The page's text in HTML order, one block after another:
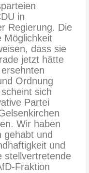
in
Regierung. Die
Möglichkeit
dass sie
jetzt hätte
Ordnung
sich
Partei
Wir haben
gehabt und
und
stellvertretende
Fraktion